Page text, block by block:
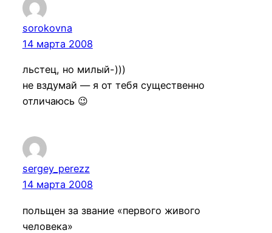
sorokovna
14 марта 2008
льстец, но милый-)))
не вздумай — я от тебя существенно
отличаюсь 😉
sergey_perezz
14 марта 2008
польщен за звание «первого живого
человека»